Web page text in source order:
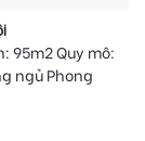
95m2 Quy mô:
ngủ Phong